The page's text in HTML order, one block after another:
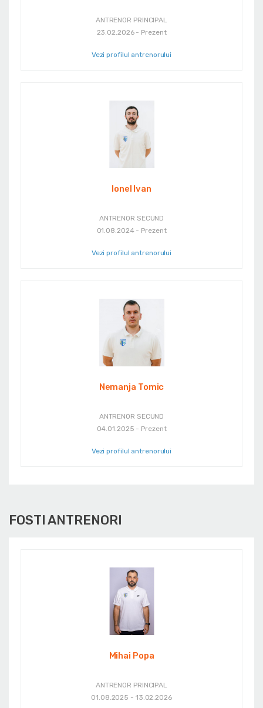
ANTRENOR PRINCIPAL
23.02.2026 - Prezent
Vezi profilul antrenorului
Ionel Ivan
ANTRENOR SECUND
01.08.2024 - Prezent
Vezi profilul antrenorului
Nemanja Tomic
ANTRENOR SECUND
04.01.2025 - Prezent
Vezi profilul antrenorului
FOSTI ANTRENORI
Mihai Popa
ANTRENOR PRINCIPAL
01.08.2025 - 13.02.2026